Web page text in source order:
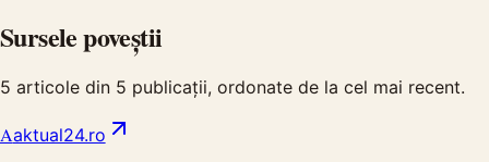
Sursele poveștii
5 articole din 5 publicații, ordonate de la cel mai recent.
Aaktual24.ro